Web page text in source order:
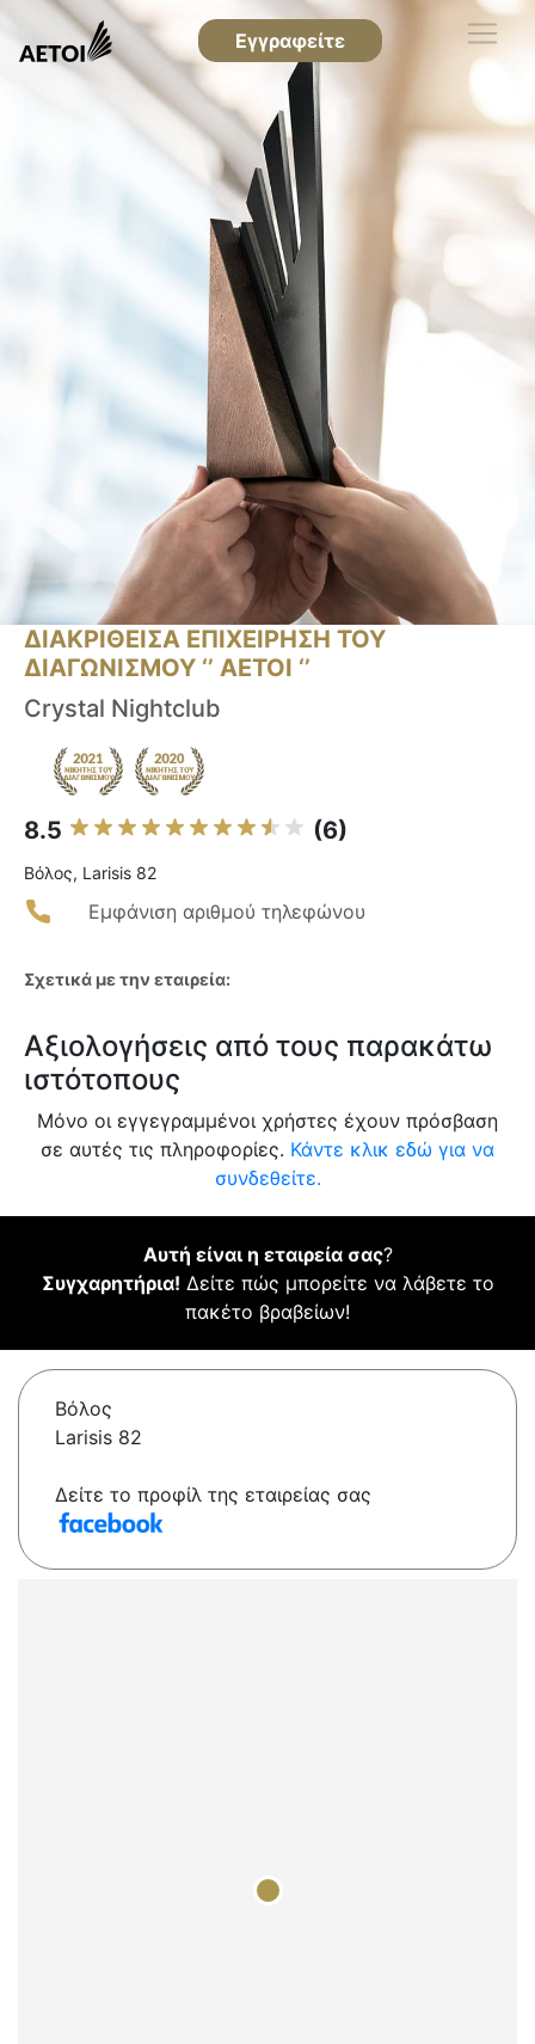
Εγγραφείτε
ΔΙΑΚΡΙΘΕΙΣΑ ΕΠΙΧΕΙΡΗΣΗ ΤΟΥ
ΔΙΑΓΩΝΙΣΜΟΥ ‘’ ΑΕΤΟΙ ‘’
Crystal Nightclub
8.5 (6)
Βόλος, Larisis 82
Εμφάνιση αριθμού τηλεφώνου
Σχετικά με την εταιρεία:
Αξιολογήσεις από τους παρακάτω
ιστότοπους
Μόνο οι εγγεγραμμένοι χρήστες έχουν πρόσβαση
σε αυτές τις πληροφορίες. Κάντε κλικ εδώ για να
συνδεθείτε.
Αυτή είναι η εταιρεία σας?
Συγχαρητήρια! Δείτε πώς μπορείτε να λάβετε το
πακέτο βραβείων!
Βόλος
Larisis 82
Δείτε το προφίλ της εταιρείας σας